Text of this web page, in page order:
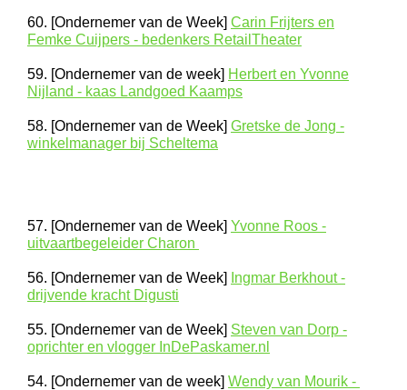
60. [Ondernemer van de Week] Carin Frijters en
Femke Cuijpers - bedenkers RetailTheater
59. [Ondernemer van de week] Herbert en Yvonne
Nijland - kaas Landgoed Kaamps
58. [Ondernemer van de Week] Gretske de Jong -
winkelmanager bij Scheltema
57. [Ondernemer van de Week] Yvonne Roos -
uitvaartbegeleider Charon
56. [Ondernemer van de Week]
Ingmar Berkhout -
drijvende kracht Digusti
55. [Ondernemer van de Week] Steven van Dorp -
oprichter en vlogger InDePaskamer.nl
54. [Ondernemer van de week] Wendy van Mourik -